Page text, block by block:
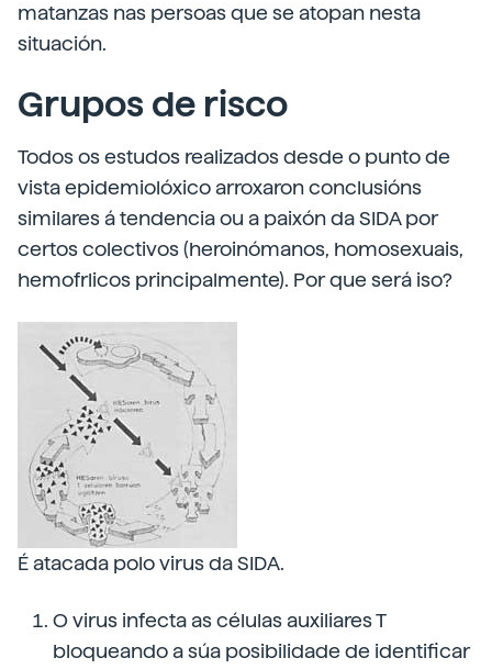
matanzas nas persoas que se atopan nesta
situación.
Grupos de risco
Todos os estudos realizados desde o punto de
vista epidemiolóxico arroxaron conclusións
similares á tendencia ou a paixón da SIDA por
certos colectivos (heroinómanos, homosexuais,
hemofrlicos principalmente). Por que será iso?
É atacada polo virus da SIDA.
O virus infecta as células auxiliares T
bloqueando a súa posibilidade de identificar